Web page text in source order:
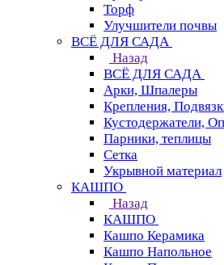
Торф
Улучшители почвы
ВСЁ ДЛЯ САДА
Назад
ВСЁ ДЛЯ САДА
Арки, Шпалеры
Крепления,
Кустодержатели,
Парники, теплицы
Сетка
Укрывной материал
КАШПО
Назад
КАШПО
Кашпо Керамика
Кашпо Напольное